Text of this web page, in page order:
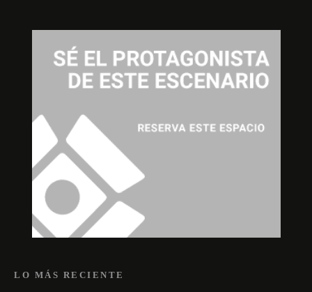
LO MÁS RECIENTE